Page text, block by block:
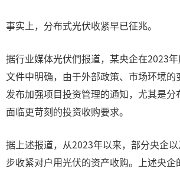
事实上，分布式光伏收紧早已征兆。
据行业媒体光伏們报道，某央企在2023
文件中明确，由于外部政策、市场环境的
发布加强项目投资管理的通知，尤其是分
面临更苛刻的投资收购要求。
据上述报道，从2023年以来，部分央企
步收紧对户用光伏的资产收购。上述央企